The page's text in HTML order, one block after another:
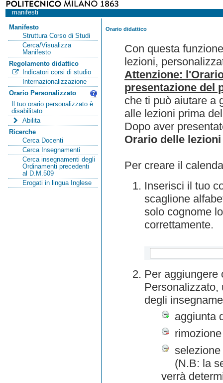
manifesti
Manifesto
Struttura Corso di Studi
Cerca/Visualizza
Manifesto
Regolamento didattico
Indicatori corsi di studio
Internazionalizzazione
Orario Personalizzato
Il tuo orario personalizzato è
disabilitato
Abilita
Ricerche
Cerca Docenti
Cerca Insegnamenti
Cerca insegnamenti degli
Ordinamenti precedenti
al D.M.509
Erogati in lingua Inglese
Orario didattico
Con questa
lezioni,
Attenzione:
presentazione del
che ti può aiutare a
alle lezioni prima
Dopo aver
Orario delle lezioni
Per creare il
Inserisci il tuo
scaglione
solo cognome
correttamente.
Per aggiungere
Personalizzato,
degli
aggiunta
(N.B: la
verrà